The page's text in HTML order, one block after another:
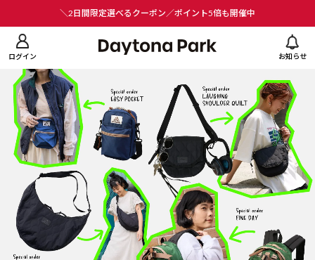
＼2日間限定選べるクーポン／ポイント5倍も開催中
ログイン お知らせ
ューを閉じる